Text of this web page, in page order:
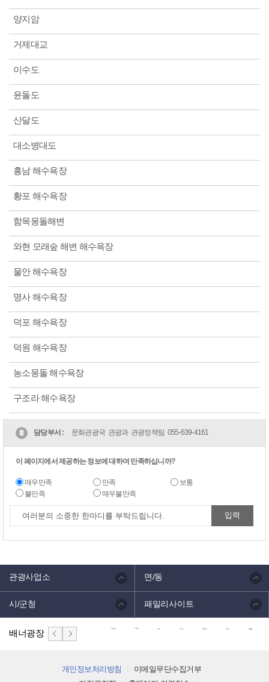
양지암
거제대교
이수도
윤돌도
산달도
대소병대도
흥남 해수욕장
황포 해수욕장
함목몽돌해변
와현 모래숲 해변 해수욕장
물안 해수욕장
명사 해수욕장
덕포 해수욕장
덕원 해수욕장
농소몽돌 해수욕장
구조라 해수욕장
담당부서 : 문화관광국 관광과 관광정책팀 055-639-4161
이 페이지에서 제공하는 정보에 대하여 만족하십니까?
매우만족 만족
보통
불만족
매우불만족
관광사업소 면/동
시/군청 패밀리사이트
배너광장
개인정보처리방침
이메일무단수집거부